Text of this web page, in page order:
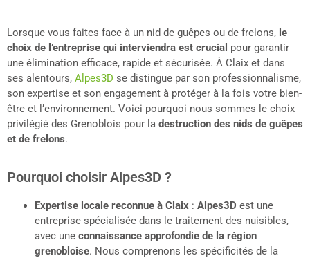
Lorsque vous faites face à un nid de guêpes ou de frelons, le
choix de l’entreprise qui interviendra est crucial pour garantir
une élimination efficace, rapide et sécurisée. À Claix et dans
ses alentours, Alpes3D se distingue par son professionnalisme,
son expertise et son engagement à protéger à la fois votre bien-
être et l’environnement. Voici pourquoi nous sommes le choix
privilégié des Grenoblois pour la destruction des nids de guêpes
et de frelons.
Pourquoi choisir Alpes3D ?
Expertise locale reconnue à Claix : Alpes3D est une
entreprise spécialisée dans le traitement des nuisibles,
avec une connaissance approfondie de la région
grenobloise. Nous comprenons les spécificités de la